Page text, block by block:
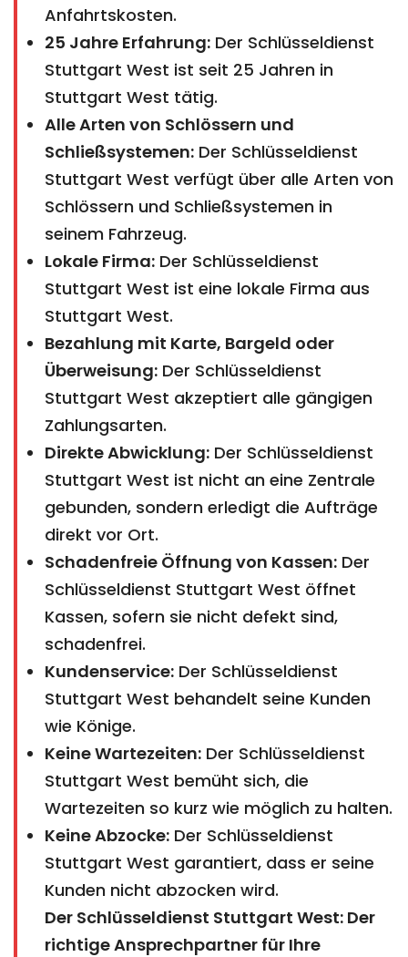
Anfahrtskosten.
25 Jahre Erfahrung: Der Schlüsseldienst
Stuttgart West ist seit 25 Jahren in
Stuttgart West tätig.
Alle Arten von Schlössern und
Schließsystemen: Der Schlüsseldienst
Stuttgart West verfügt über alle Arten von
Schlössern und Schließsystemen in
seinem Fahrzeug.
Lokale Firma: Der Schlüsseldienst
Stuttgart West ist eine lokale Firma aus
Stuttgart West.
Bezahlung mit Karte, Bargeld oder
Überweisung: Der Schlüsseldienst
Stuttgart West akzeptiert alle gängigen
Zahlungsarten.
Direkte Abwicklung: Der Schlüsseldienst
Stuttgart West ist nicht an eine Zentrale
gebunden, sondern erledigt die Aufträge
direkt vor Ort.
Schadenfreie Öffnung von Kassen: Der
Schlüsseldienst Stuttgart West öffnet
Kassen, sofern sie nicht defekt sind,
schadenfrei.
Kundenservice: Der Schlüsseldienst
Stuttgart West behandelt seine Kunden
wie Könige.
Keine Wartezeiten: Der Schlüsseldienst
Stuttgart West bemüht sich, die
Wartezeiten so kurz wie möglich zu halten.
Keine Abzocke: Der Schlüsseldienst
Stuttgart West garantiert, dass er seine
Kunden nicht abzocken wird.
Der Schlüsseldienst Stuttgart West: Der
richtige Ansprechpartner für Ihre